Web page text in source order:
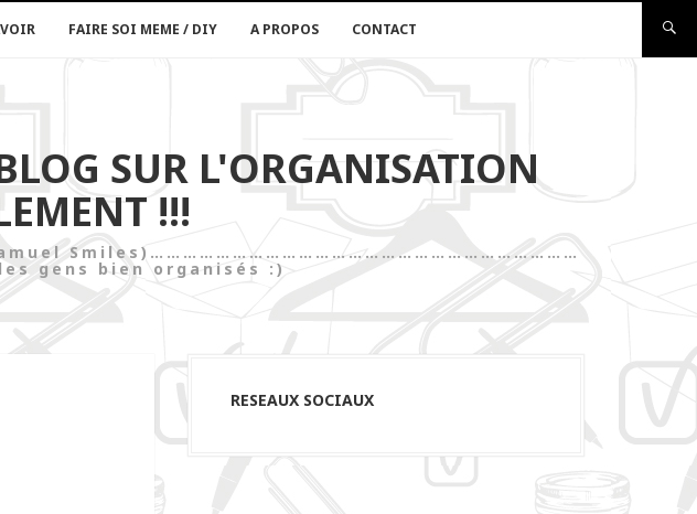
FAIRE SOI MEME / DIY A PROPOS CONTACT
SUR L'ORGANISATION
!!!
Smiles)……………………………………………………………………
gens bien organisés :)
RESEAUX SOCIAUX